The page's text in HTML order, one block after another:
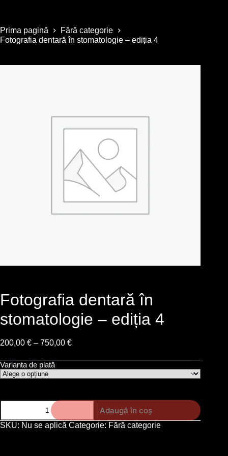
Prima pagină
Fără categorie
Fotografia dentară în stomatologie – ediția 4
Fotografia dentară în
stomatologie – ediția 4
200,00 € – 750,00 €
Varianta de plată
Adaugă în coș
SKU: Nu se aplică Categorie: Fără categorie